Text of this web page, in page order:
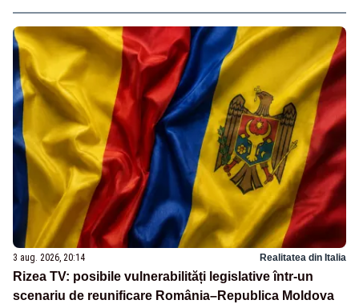
3 aug. 2026, 20:14 Realitatea din Italia
Rizea TV: posibile vulnerabilități legislative într-un
scenariu de reunificare România–Republica Moldova